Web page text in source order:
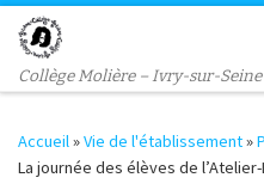
Passer au contenu
Collège Molière – Ivry-sur-Seine
Accueil »Vie de l'établissement»
La journée des élèves de